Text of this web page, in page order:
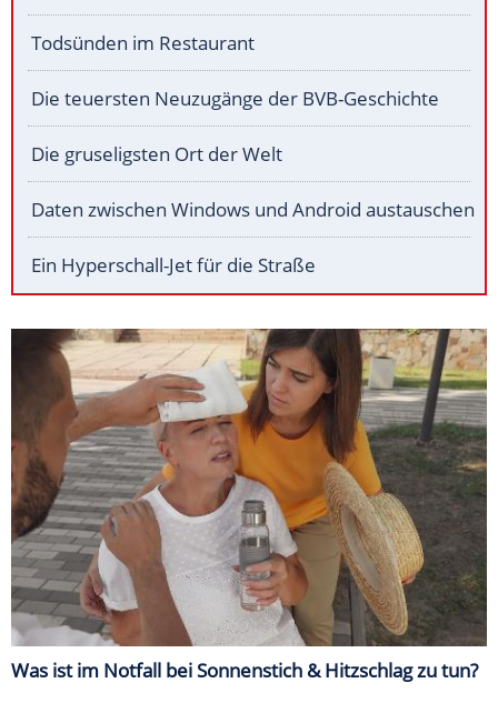
Todsünden im Restaurant
Die teuersten Neuzugänge der BVB-Geschichte
Die gruseligsten Ort der Welt
Daten zwischen Windows und Android austauschen
Ein Hyperschall-Jet für die Straße
Was ist im Notfall bei Sonnenstich & Hitzschlag zu tun?